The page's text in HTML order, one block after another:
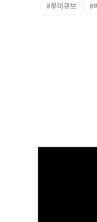
#루미큐브 #